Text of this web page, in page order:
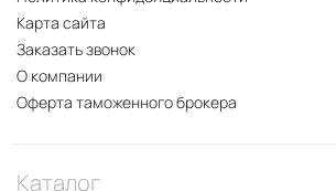
Карта сайта
Заказать звонок
О компании
Оферта таможенного брокера
Каталог